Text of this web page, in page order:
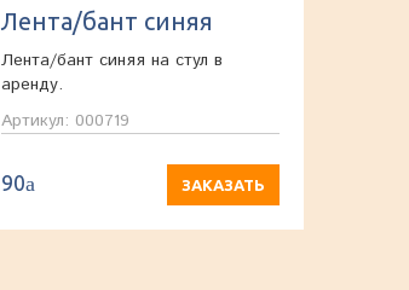
Лента/бант синяя
Лента/бант синяя на стул в
аренду.
Артикул: 000719
90a ЗАКАЗАТЬ